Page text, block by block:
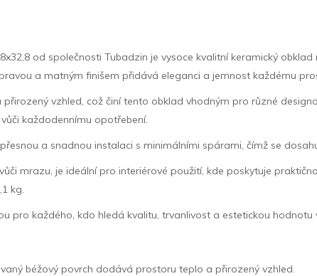
od společnosti Tubadzin je vysoce kvalitní keramický
a matným finišem přidává eleganci a jemnost každému
vzhled, což činí tento obklad vhodným pro různé
každodennímu opotřebení.
a snadnou instalaci s minimálními spárami, čímž se
mrazu, je ideální pro interiérové použití, kde poskytuje
kg.
pro každého, kdo hledá kvalitu, trvanlivost a estetickou hodnotu
béžový povrch dodává prostoru teplo a přirozený vzhled.